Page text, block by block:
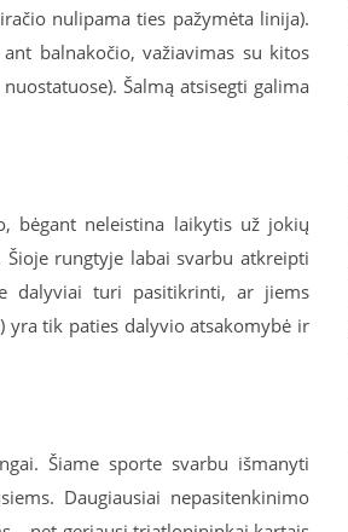
nulipama ties pažymėta linija).
balnakočio, važiavimas su kitos
Šalmą atsisegti galima
bėgant neleistina laikytis už jokių
rungtyje labai svarbu atkreipti
dalyviai turi pasitikrinti, ar jiems
yra tik paties dalyvio atsakomybė ir
Šiame sporte svarbu išmanyti
Daugiausiai nepasitenkinimo